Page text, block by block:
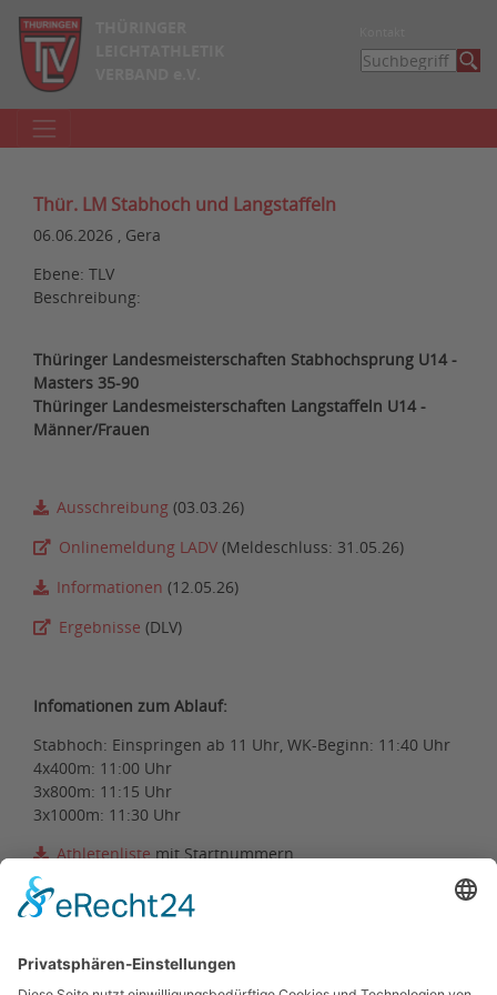
Thür. LM Stabhoch und Langstaffeln
06.06.2026 , Gera
Ebene: TLV
Beschreibung:
Thüringer Landesmeisterschaften Stabhochsprung U14 -
Masters 35-90
Thüringer Landesmeisterschaften Langstaffeln U14 -
Männer/Frauen
Ausschreibung (03.03.26)
Onlinemeldung LADV (Meldeschluss: 31.05.26)
Informationen (12.05.26)
Ergebnisse (DLV)
Infomationen zum Ablauf:
Stabhoch: Einspringen ab 11 Uhr, WK-Beginn: 11:40 Uhr
4x400m: 11:00 Uhr
3x800m: 11:15 Uhr
3x1000m: 11:30 Uhr
Athletenlistemit Startnummern
Teilnehmer am Stabhochsprung: ohne Startnummer
Teilnehmer Langstaffeln: mit Startnummern